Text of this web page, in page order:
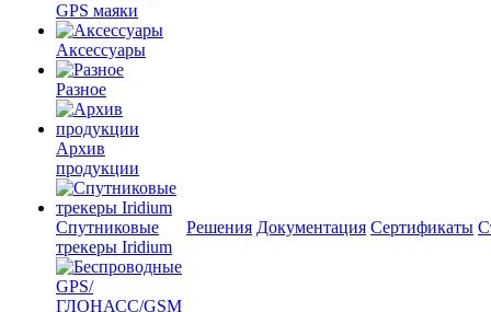
GPS маяки
Аксессуары
Разное
Архив
продукции
Спутниковые
трекеры Iridium
Решения Документация Сертификаты